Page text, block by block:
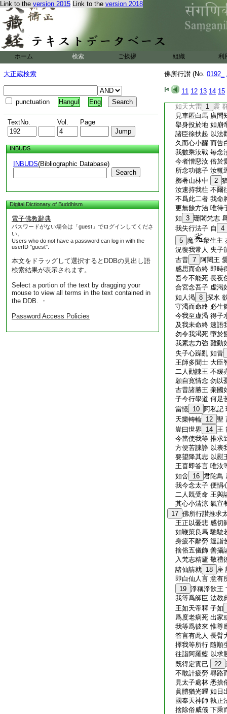
Link to the version 2015 Link to the version 2018
ホーム 検索 ご挨拶 組織 利
大正蔵検索
punctuation Hangul Eng
TextNo. Vol. Page
INBUDS
INBUDS(Bibliographic Database)
Search
Digital Dictionary of Buddhism
電子佛教辭典
パスワードがない場合は「guest」でログインしてくださ
い。
Users who do not have a password can log in with the
userID "guest".
本文をドラッグして選択するとDDBの見出し語
検索結果が表示されます。
Select a portion of the text by dragging your
mouse to view all terms in the text contained in
the DDB. ・
Password Access Policies
佛所行讃 (No. 0192_
11 12 13 14 15
我亦無心 24 腸
不能自泯沒 此則
言已心迷亂 或哭
或瞪視沈思 哽咽
猶如盛蓮花 風雹
父王失太子 晝夜
齋戒求天神 願令
發願祈請已 出於
聞諸啼哭聲 驚怖
如天大雷 1 震
見車匿白馬 廣問
擧身投於地 如崩
諸臣徐扶起 以法
久而心小醒 而告
我數乘汝戰 毎念
今者憎惡汝 倍於
所念功徳子 汝輒
擲著山林中
2
汝速持我往 不爾
不爲此二者 我命
更無餘方治 唯待
如 3 珊闍梵志
我失行法子 自
4
5 魔
衆生主
況復我常人 失子
古昔 7 阿闍王
感思而命終 即時
吾今不能死 長夜
合宮念吾子 虚渇
如人渇 8 探水
守渇而命終 必生
今我至虚渇 得子
及我未命終 速語
勿令我渇死 墮於
我素志力強 難動
失子心躁亂 如昔
王師多聞士 大臣
二人勸諫王 不緩
願自寛情念 勿以
古昔諸勝王 棄國
子今行學道 何足
當憶 10 阿私記
天樂轉輪 12 聖
豈曰世界
14 王
今當使我等 推求
方便苦諫諍 以表
要望降其志 以慰
王喜即答言 唯汝
如舍 16 君陀鳥
我今念太子 便悁
二人既受命 王與
其心小清涼 氣宣
17 佛所行讃推求
王正以憂悲 感切
如鞭策良馬 馳駛
身疲不辭勞 逕詣
捨俗五儀飾 善攝
入梵志精廬 敬禮
諸仙請就 18 座
即白仙人言 意有
19 淨稱淨飮王
我等爲師臣 法教
王如天帝釋 子如
爲度老病死 出家
我等爲彼來 惟尊
答言有此人 長臂
擇我等所行 隨順
往詣阿羅藍 以求
既得定實已
22
不敢計疲勞 尋路
見太子處林 悉捨
眞體猶光耀 如日
國奉天神師 執正
捨除俗威儀 下乘